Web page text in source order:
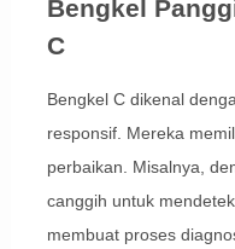
Bengkel
C
Bengkel C dikenal
responsif. Mereka
perbaikan. Misalnya,
canggih untuk
membuat proses